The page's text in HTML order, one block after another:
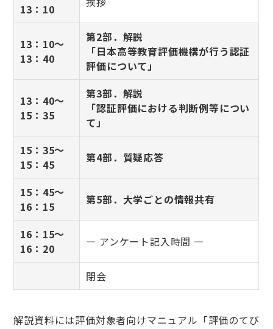
13：10
13：10～
13：40
第2部．解説
「日本高等教育評価機構が行う認証
評価について」
13：40～
15：35
第3部．解説
「認証評価における判断例等につい
て」
15：35～
15：45
第4部．質疑応答
15：45～
16：15
第5部．大学ごとの情報共有
16：15～
16：20
― アンケート記入時間 ―
閉会
解説資料には評価対象者向けマニュアル「評価のてび